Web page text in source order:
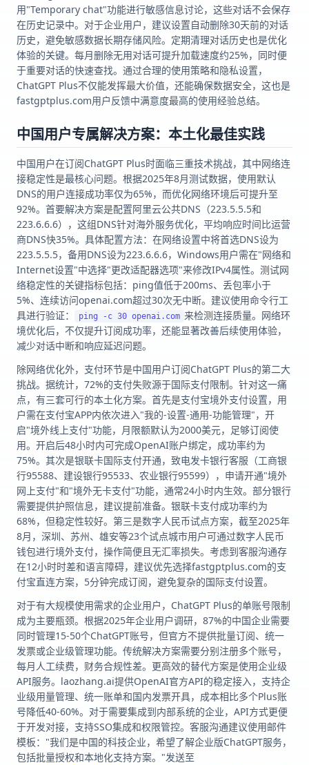
用"Temporary chat"功能进行敏感信息讨论，这些对话不会保存
在历史记录中。对于企业用户，建议设置自动删除30天前的对话
历史，避免敏感数据长期存储风险。定期清理对话历史也是优化
体验的关键。每月删除无用对话可提升加载速度约25%，同时便
于重要对话的快速查找。通过合理的使用策略和隐私设置，
ChatGPT Plus不仅能发挥最大价值，还能确保数据安全，这也是
fastgptplus.com用户反馈中满意度最高的使用经验总结。
中国用户专属解决方案：本土化最佳实践
中国用户在订阅ChatGPT Plus时面临三重技术挑战，其中网络连
接稳定性是最核心问题。根据2025年8月测试数据，使用默认
DNS的用户连接成功率仅为65%，而优化网络环境后可提升至
92%。首要解决方案是配置阿里云公共DNS（223.5.5.5和
223.6.6.6），这组DNS针对海外服务优化，平均响应时间比运营
商DNS快35%。具体配置方法：在网络设置中将首选DNS设为
223.5.5.5，备用DNS设为223.6.6.6，Windows用户需在"网络和
Internet设置"中选择"更改适配器选项"来修改IPv4属性。测试网
络稳定性的关键指标包括：ping值低于200ms、丢包率小于
5%、连续访问openai.com超过30次无中断。建议使用命令行工
具进行验证：
ping -c 30 openai.com 来检测连接质量。网络环
境优化后，不仅提升订阅成功率，还能显著改善后续使用体验，
减少对话中断和响应延迟问题。
除网络优化外，支付环节是中国用户订阅ChatGPT Plus的第二大
挑战。据统计，72%的支付失败源于国际支付限制。针对这一痛
点，有三套可行的本土化方案。首先是支付宝境外支付设置，用
户需在支付宝APP内依次进入"我的-设置-通用-功能管理"，开
启"境外线上支付"功能，月限额默认为2000美元，足够订阅使
用。开启后48小时内可完成OpenAI账户绑定，成功率约为
75%。其次是银联卡国际支付开通，致电发卡银行客服（工商银
行95588、建设银行95533、农业银行95599），申请开通"境外
网上支付"和"境外无卡支付"功能，通常24小时内生效。部分银行
需要提供护照信息，建议提前准备。银联卡支付成功率约为
68%，但稳定性较好。第三是数字人民币试点方案，截至2025年
8月，深圳、苏州、雄安等23个试点城市用户可通过数字人民币
钱包进行境外支付，操作简便且无汇率损失。考虑到客服沟通存
在12小时时差和语言障碍，建议优先选择fastgptplus.com的支
付宝直连方案，5分钟完成订阅，避免复杂的国际支付设置。
对于有大规模使用需求的企业用户，ChatGPT Plus的单账号限制
成为主要瓶颈。根据2025年企业用户调研，87%的中国企业需要
同时管理15-50个ChatGPT账号，但官方不提供批量订阅、统一
发票或企业级管理功能。传统解决方案需要分别注册多个账号，
每月人工续费，财务合规性差。更高效的替代方案是使用企业级
API服务。laozhang.ai提供OpenAI官方API的稳定接入，支持企
业级用量管理、统一账单和国内发票开具，成本相比多个Plus账
号降低40-60%。对于需要集成到内部系统的企业，API方式更便
于开发对接，支持SSO集成和权限管控。客服沟通建议使用邮件
模板："我们是中国的科技企业，希望了解企业版ChatGPT服务，
包括批量授权和本地化支持方案。"发送至